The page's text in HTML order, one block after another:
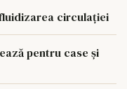
circulației
pentru case și